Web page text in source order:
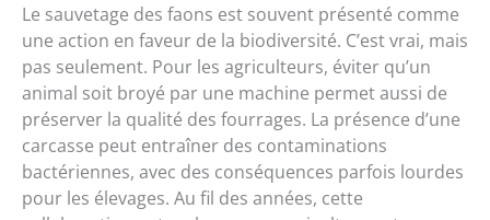
Le sauvetage des faons est souvent présenté comme
une action en faveur de la biodiversité. C’est vrai, mais
pas seulement. Pour les agriculteurs, éviter qu’un
animal soit broyé par une machine permet aussi de
préserver la qualité des fourrages. La présence d’une
carcasse peut entraîner des contaminations
bactériennes, avec des conséquences parfois lourdes
pour les élevages. Au fil des années, cette